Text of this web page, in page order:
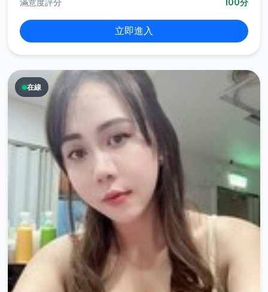
滿意度評分 100分
立即進入
在線